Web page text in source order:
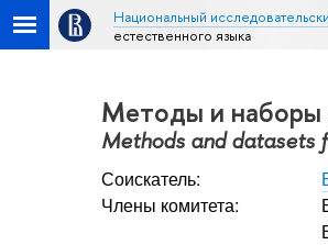
Национальный
естественного языка
Методы и наборы
Methods and datasets
Соискатель:
Члены комитета: